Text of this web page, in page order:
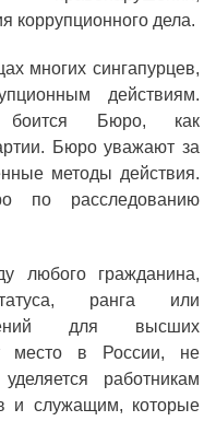
коррупционного дела.
многих сингапурцев,
действиям.
боится Бюро, как
Бюро уважают за
методы действия.
по расследованию
любого гражданина,
ранга или
для высших
место в России, не
работникам
и служащим, которые